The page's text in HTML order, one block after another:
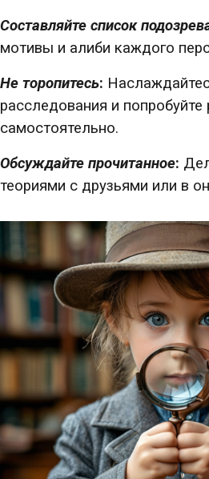
Составляйте список
мотивы и алиби каждого
Не торопитесь:
расследования и попробуйте
самостоятельно.
Обсуждайте прочитанное:
теориями с друзьями или в